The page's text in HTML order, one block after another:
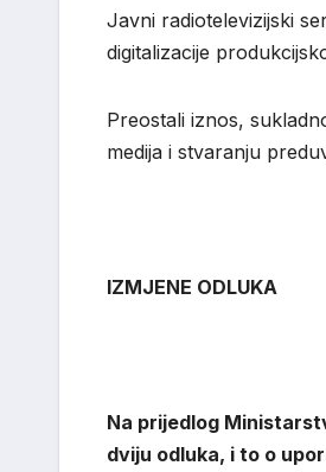
Javni radiotelevizijski
digitalizacije
Preostali iznos,
medija i stvaranju
IZMJENE ODLUKA
Na prijedlog
dviju odluka, i to o